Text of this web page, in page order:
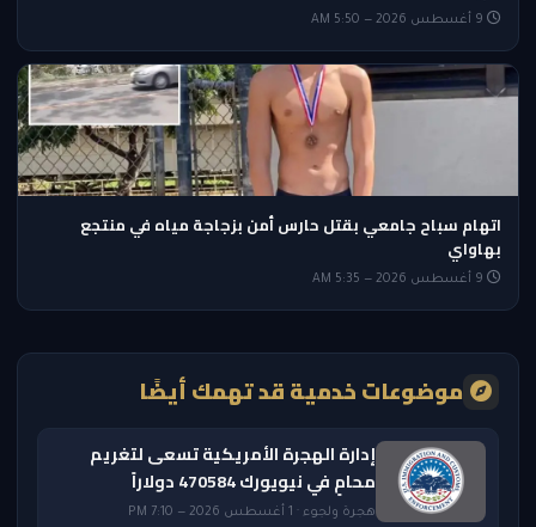
اتهام سباح جامعي بقتل حارس أمن بزجاجة مياه في منتجع
بهاواي
موضوعات خدمية قد تهمك أيضًا
إدارة الهجرة الأمريكية تسعى لتغريم
محامٍ في نيويورك 470584 دولاراً
هجرة ولجوء · 1 أغسطس 2026 — 7:10 PM